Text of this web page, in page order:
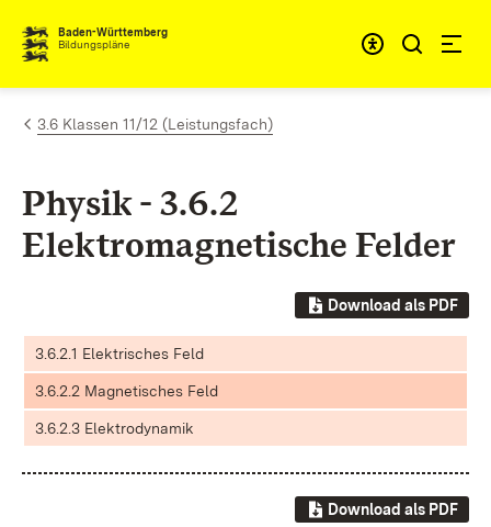
Zum Inhalt springen
Baden-Württemberg
Bildungspläne
3.6 Klassen 11/12 (Leistungsfach)
Physik - 3.6.2
Elektromagnetische Felder
Download als PDF
3.6.2.1 Elektrisches Feld
3.6.2.2 Magnetisches Feld
3.6.2.3 Elektrodynamik
Download als PDF